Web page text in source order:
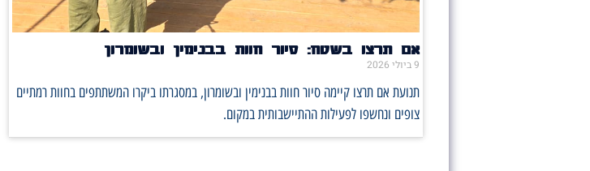
אם תרצו בשטח: סיור חוות בבנימין ובשומרון
9 ביולי 2026
תנועת אם תרצו קיימה סיור חוות בבנימין ובשומרון, במסגרתו ביקרו המשתתפים בחוות רמתיים
צופים ונחשפו לפעילות ההתיישבותית במקום.